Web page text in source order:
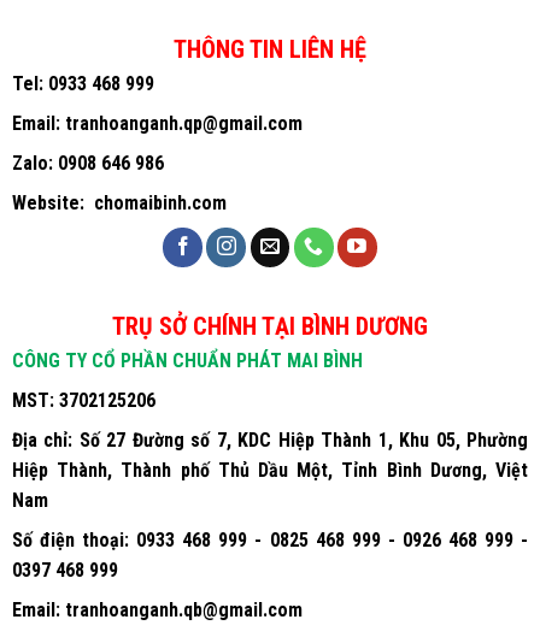
THÔNG TIN LIÊN HỆ
Tel:0933 468 999
Email:tranhoanganh.qp@gmail.com
Zalo:0908 646 986
Website: chomaibinh.com
TRỤ SỞ CHÍNH TẠI BÌNH DƯƠNG
CÔNG TY CỔ PHẦN CHUẨN PHÁT MAI BÌNH
MST:3702125206
Địa chỉ: Số 27 Đường số 7, KDC Hiệp Thành 1, Khu 05, Phường
Hiệp Thành, Thành phố Thủ Dầu Một, Tỉnh Bình Dương, Việt
Nam
Số điện thoại: 0933 468 999 - 0825 468 999 - 0926 468 999 -
0397 468 999
Email:tranhoanganh.qb@gmail.com